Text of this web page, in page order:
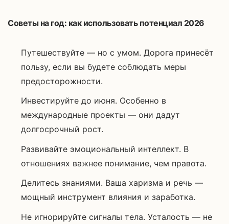
Советы на год: как использовать потенциал 2026
Путешествуйте — но с умом. Дорога принесёт
пользу, если вы будете соблюдать меры
предосторожности.
Инвестируйте до июня. Особенно в
международные проекты — они дадут
долгосрочный рост.
Развивайте эмоциональный интеллект. В
отношениях важнее понимание, чем правота.
Делитесь знаниями. Ваша харизма и речь —
мощный инструмент влияния и заработка.
Не игнорируйте сигналы тела. Усталость — не